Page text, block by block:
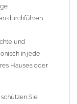
Unten ist
in das
bitte den
werden.
durchführen
und
in jede
Hauses oder
schützen Sie